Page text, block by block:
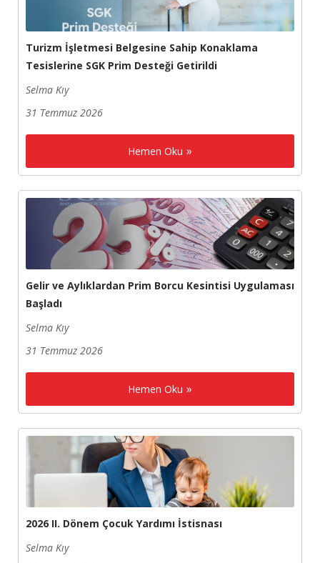
Turizm İşletmesi Belgesine Sahip Konaklama
Tesislerine SGK Prim Desteği Getirildi
Selma Kıy
31 Temmuz 2026
Hemen Oku
Gelir ve Aylıklardan Prim Borcu Kesintisi Uygulaması
Başladı
Selma Kıy
31 Temmuz 2026
Hemen Oku
2026 II. Dönem Çocuk Yardımı İstisnası
Selma Kıy